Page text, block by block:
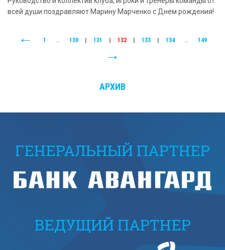
всей души поздравляют Марину Марченко с Днем рождения!
1 .. 130 131 132 133 134 .. 149
АРХИВ
ГЕНЕРАЛЬНЫЙ ПАРТНЕР
ВЕДУЩИЙ ПАРТНЕР